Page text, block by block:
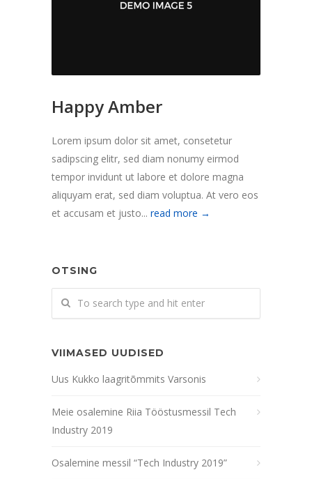
Happy Amber
Lorem ipsum dolor sit amet, consetetur
sadipscing elitr, sed diam nonumy eirmod
tempor invidunt ut labore et dolore magna
aliquyam erat, sed diam voluptua. At vero eos
et accusam et justo... read more →
OTSING
VIIMASED UUDISED
Uus Kukko laagritõmmits Varsonis
Meie osalemine Riia Tööstusmessil Tech
Industry 2019
Osalemine messil “Tech Industry 2019”